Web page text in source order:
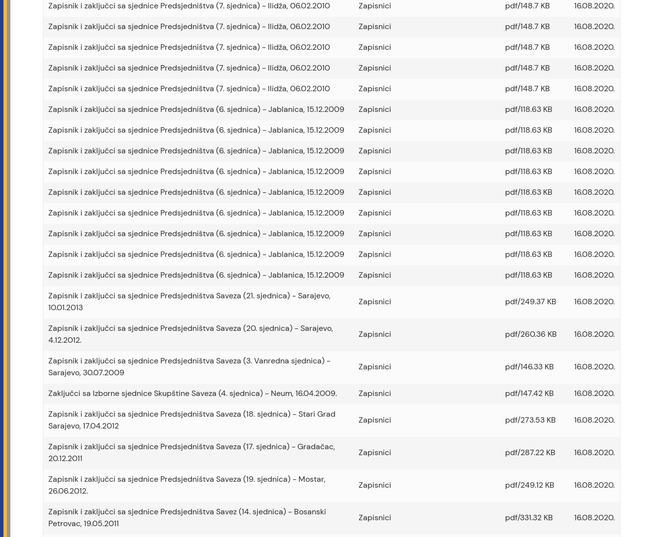
Zapisnik i zaključci sa sjednice Predsjedništva (7. sjednica) - Ilidža, 06.02.2010
Zapisnici pdf/148.7 KB
16.08.2020.
Zapisnik i zaključci sa sjednice Predsjedništva (7. sjednica) - Ilidža, 06.02.2010
Zapisnici pdf/148.7 KB
16.08.2020.
Zapisnik i zaključci sa sjednice Predsjedništva (7. sjednica) - Ilidža, 06.02.2010
Zapisnici pdf/148.7 KB
16.08.2020.
Zapisnik i zaključci sa sjednice Predsjedništva (7. sjednica) - Ilidža, 06.02.2010
Zapisnici pdf/148.7 KB
16.08.2020.
Zapisnik i zaključci sa sjednice Predsjedništva (7. sjednica) - Ilidža, 06.02.2010
Zapisnici pdf/148.7 KB
16.08.2020.
Zapisnik i zaključci sa sjednice Predsjedništva (6. sjednica) - Jablanica, 15.12.2009
Zapisnici pdf/118.63 KB
16.08.2020.
Zapisnik i zaključci sa sjednice Predsjedništva (6. sjednica) - Jablanica, 15.12.2009
Zapisnici pdf/118.63 KB
16.08.2020.
Zapisnik i zaključci sa sjednice Predsjedništva (6. sjednica) - Jablanica, 15.12.2009
Zapisnici pdf/118.63 KB
16.08.2020.
Zapisnik i zaključci sa sjednice Predsjedništva (6. sjednica) - Jablanica, 15.12.2009
Zapisnici pdf/118.63 KB
16.08.2020.
Zapisnik i zaključci sa sjednice Predsjedništva (6. sjednica) - Jablanica, 15.12.2009
Zapisnici pdf/118.63 KB
16.08.2020.
Zapisnik i zaključci sa sjednice Predsjedništva (6. sjednica) - Jablanica, 15.12.2009
Zapisnici pdf/118.63 KB
16.08.2020.
Zapisnik i zaključci sa sjednice Predsjedništva (6. sjednica) - Jablanica, 15.12.2009
Zapisnici pdf/118.63 KB
16.08.2020.
Zapisnik i zaključci sa sjednice Predsjedništva (6. sjednica) - Jablanica, 15.12.2009
Zapisnici pdf/118.63 KB
16.08.2020.
Zapisnik i zaključci sa sjednice Predsjedništva (6. sjednica) - Jablanica, 15.12.2009
Zapisnici pdf/118.63 KB
16.08.2020.
Zapisnik i zaključci sa sjednice Predsjedništva Saveza (21. sjednica) - Sarajevo,
10.01.2013
Zapisnici pdf/249.37 KB 16.08.2020.
Zapisnik i zaključci sa sjednice Predsjedništva Saveza (20. sjednica) - Sarajevo,
4.12.2012.
Zapisnici pdf/260.36 KB 16.08.2020.
Zapisnik i zaključci sa sjednice Predsjedništva Saveza (3. Vanredna sjednica) -
Sarajevo, 30.07.2009
Zapisnici pdf/146.33 KB 16.08.2020.
Zaključci sa Izborne sjednice Skupštine Saveza (4. sjednica) - Neum, 16.04.2009. Zapisnici pdf/147.42 KB
16.08.2020.
Zapisnik i zaključci sa sjednice Predsjedništva Saveza (18. sjednica) - Stari Grad
Sarajevo, 17.04.2012
Zapisnici pdf/273.53 KB 16.08.2020.
Zapisnik i zaključci sa sjednice Predsjedništva Saveza (17. sjednica) - Gradačac,
20.12.2011
Zapisnici pdf/287.22 KB 16.08.2020.
Zapisnik i zaključci sa sjednice Predsjedništva Saveza (19. sjednica) - Mostar,
26.06.2012.
Zapisnici pdf/249.12 KB 16.08.2020.
Zapisnik i zaključci sa sjednice Predsjedništva Savez (14. sjednica) - Bosanski
Petrovac, 19.05.2011
Zapisnici pdf/331.32 KB 16.08.2020.